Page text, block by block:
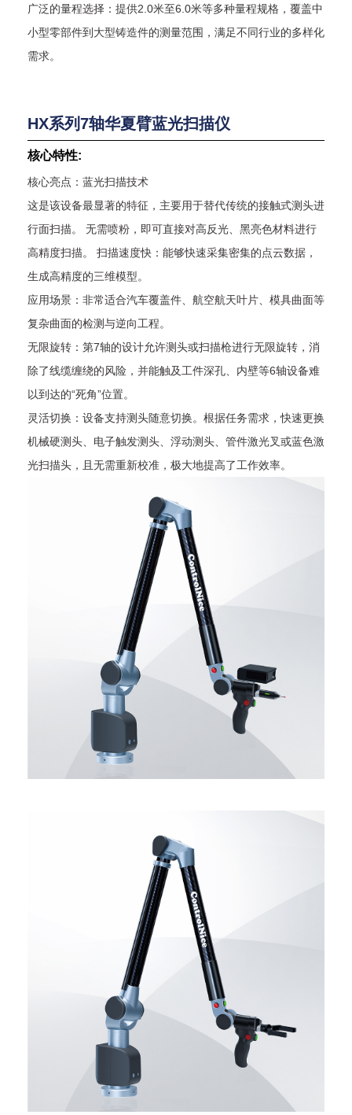
广泛的量程选择：提供2.0米至6.0米等多种量程规格，覆盖中
小型零部件到大型铸造件的测量范围，满足不同行业的多样化
需求。
HX系列7轴华夏臂蓝光扫描仪
核心特性:
核心亮点：蓝光扫描技术
这是该设备最显著的特征，主要用于替代传统的接触式测头进
行面扫描。 无需喷粉，即可直接对高反光、黑亮色材料进行
高精度扫描。 扫描速度快：能够快速采集密集的点云数据，
生成高精度的三维模型。
应用场景：非常适合汽车覆盖件、航空航天叶片、模具曲面等
复杂曲面的检测与逆向工程。
无限旋转：第7轴的设计允许测头或扫描枪进行无限旋转，消
除了线缆缠绕的风险，并能触及工件深孔、内壁等6轴设备难
以到达的“死角”位置。
灵活切换：设备支持测头随意切换。根据任务需求，快速更换
机械硬测头、电子触发测头、浮动测头、管件激光叉或蓝色激
光扫描头，且无需重新校准，极大地提高了工作效率。